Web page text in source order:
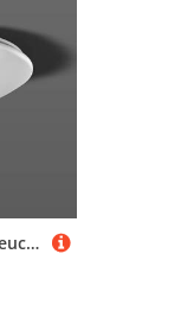
RZB Flat Polymero Deckenleuchte DALI 21W 36cm 830